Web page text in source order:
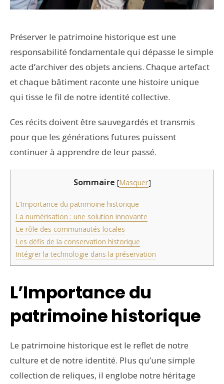
Préserver le patrimoine historique est une
responsabilité fondamentale qui dépasse le simple
acte d’archiver des objets anciens. Chaque artefact
et chaque bâtiment raconte une histoire unique
qui tisse le fil de notre identité collective.
Ces récits doivent être sauvegardés et transmis
pour que les générations futures puissent
continuer à apprendre de leur passé.
Sommaire [Masquer]
L’Importance du patrimoine historique
La numérisation : une solution innovante
Le rôle des communautés locales
Les défis de la conservation historique
Intégrer la technologie dans la préservation
L’Importance du
patrimoine historique
Le patrimoine historique est le reflet de notre
culture et de notre identité. Plus qu’une simple
collection de reliques, il englobe notre héritage